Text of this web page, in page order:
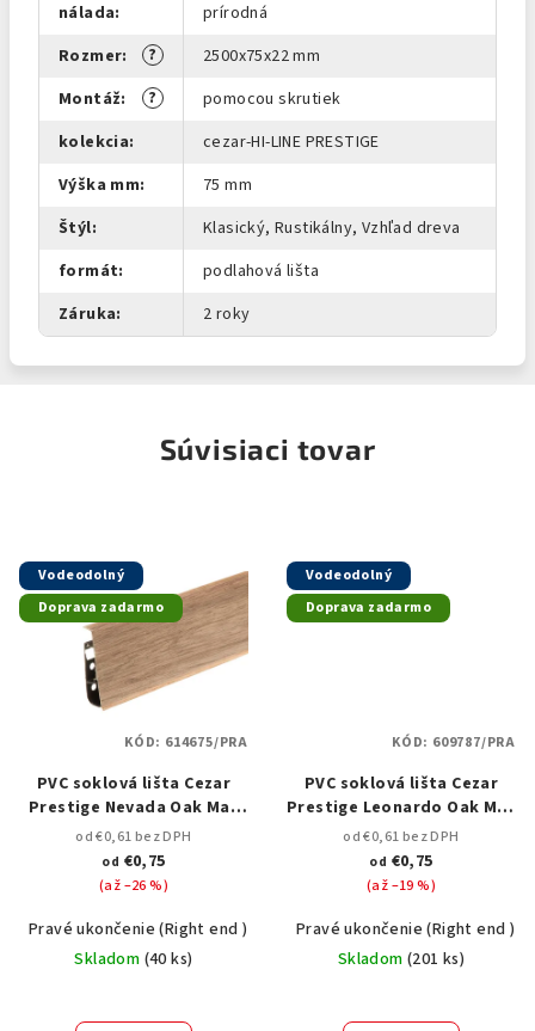
nálada:
prírodná
?
Rozmer:
2500x75x22 mm
?
Montáž:
pomocou skrutiek
kolekcia:
cezar-HI-LINE PRESTIGE
Výška mm:
75 mm
Štýl:
Klasický, Rustikálny, Vzhľad dreva
formát:
podlahová lišta
Záruka: 2 roky
Súvisiaci tovar
Vodeodolný
Doprava zadarmo
PVC soklová lišta Cezar
Prestige Nevada Oak Mat
M126 – 75 mm, 2,5 m
od €0,61 bez DPH
od €0,75
(až –26 %)
Pravé ukončenie (Right end )
Spojka k podlahovým lištám ( joint)
Skladom (40 ks)
KÓD: 614675/PRA
Vodeodolný
Doprava zadarmo
PVC soklová lišta Cezar
Prestige Leonardo Oak Mat
M284 – 75 mm, 2,5 m
od €0,61 bez DPH
od €0,75
(až –19 %)
Pravé ukončenie (Right end )
Skladom (201 ks)
KÓD: 609787/PRA